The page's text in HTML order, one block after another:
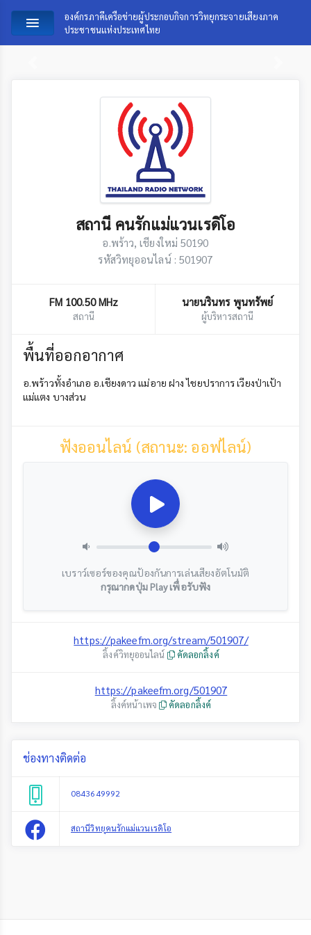
องค์กรภาคีเครือข่ายผู้ประกอบกิจการวิทยุกระจายเสียงภาค
ประชาชนแห่งประเทศไทย
สถานี คนรักแม่แวนเรดิโอ
อ.พร้าว, เชียงใหม่ 50190
รหัสวิทยุออนไลน์ : 501907
FM 100.50 MHz
สถานี
นายนรินทร พูนทรัพย์
ผู้บริหารสถานี
พื้นที่ออกอากาศ
อ.พร้าวทั้งอำเภอ อ.เชียงดาว แม่อาย ฝาง ไชยปราการ เวียงป่าเป้า
แม่แตง บางส่วน
ฟังออนไลน์ (สถานะ: ออฟไลน์)
เบราว์เซอร์ของคุณป้องกันการเล่นเสียงอัตโนมัติ
กรุณากดปุ่ม Play เพื่อรับฟัง
https://pakeefm.org/stream/501907/
ลิ้งค์วิทยุออนไลน์ คัดลอกลิ้งค์
https://pakeefm.org/501907
ลิ้งค์หน้าเพจ คัดลอกลิ้งค์
ช่องทางติดต่อ
0843649992
สถานีวิทยุคนรักแม่แวนเรดิโอ